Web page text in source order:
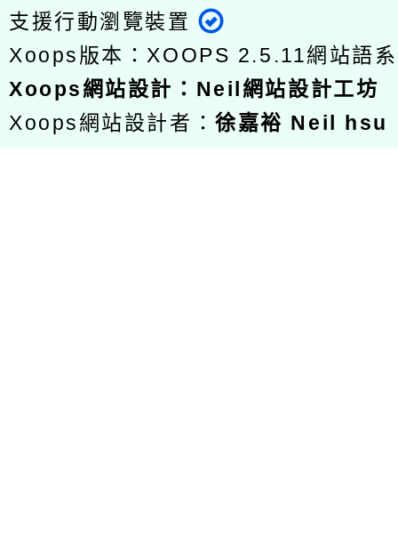
支援行動瀏覽裝置
Xoops版本： XOOPS 2.5.11網站語
Xoops網站設計 ： Neil網站設計工坊
Xoops網站設計者：徐嘉裕 Neil hsu